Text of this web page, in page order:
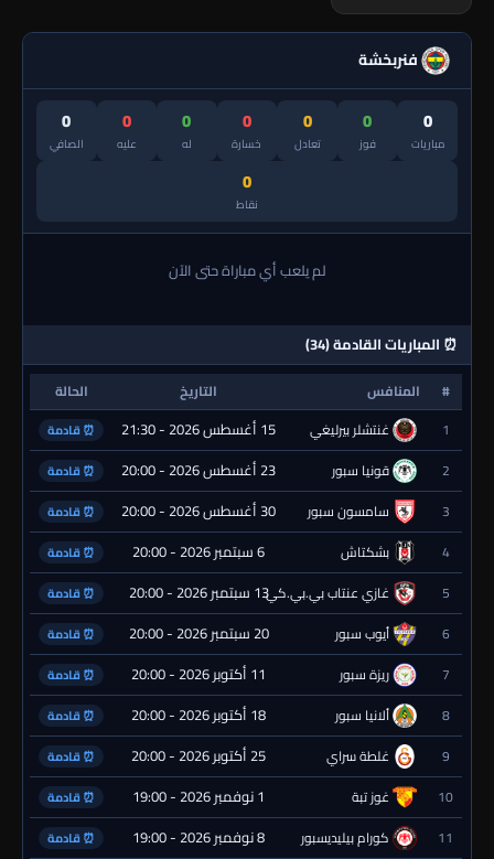
فنربخشة
0
مباريات
0
فوز
0
تعادل
0
خسارة
0
له
0
عليه
0
الصافي
0
نقاط
لم يلعب أي مباراة حتى الآن
⏰ المباريات القادمة (34)
# المنافس التاريخ
الحالة
1
غنتشلر بيرليغي 15 أغسطس 2026 - 21:30 ⏰ قادمة
2 قونيا سبور 23 أغسطس 2026 - 20:00 ⏰ قادمة
3 سامسون سبور 30 أغسطس 2026 - 20:00 ⏰ قادمة
4 بشكتاش 6 سبتمبر 2026 - 20:00 ⏰ قادمة
5 غازي عنتاب بي.بي.كي.13 سبتمبر 2026 - 20:00 ⏰ قادمة
6 أيوب سبور 20 سبتمبر 2026 - 20:00 ⏰ قادمة
7 ريزة سبور 11 أكتوبر 2026 - 20:00 ⏰ قادمة
8 ألانيا سبور 18 أكتوبر 2026 - 20:00 ⏰ قادمة
9 غلطة سراي 25 أكتوبر 2026 - 20:00 ⏰ قادمة
10 غوز تبة 1 نوفمبر 2026 - 19:00 ⏰ قادمة
11 كورام بيليديسبور 8 نوفمبر 2026 - 19:00 ⏰ قادمة